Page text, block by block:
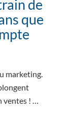
de
que
marketing.
! …